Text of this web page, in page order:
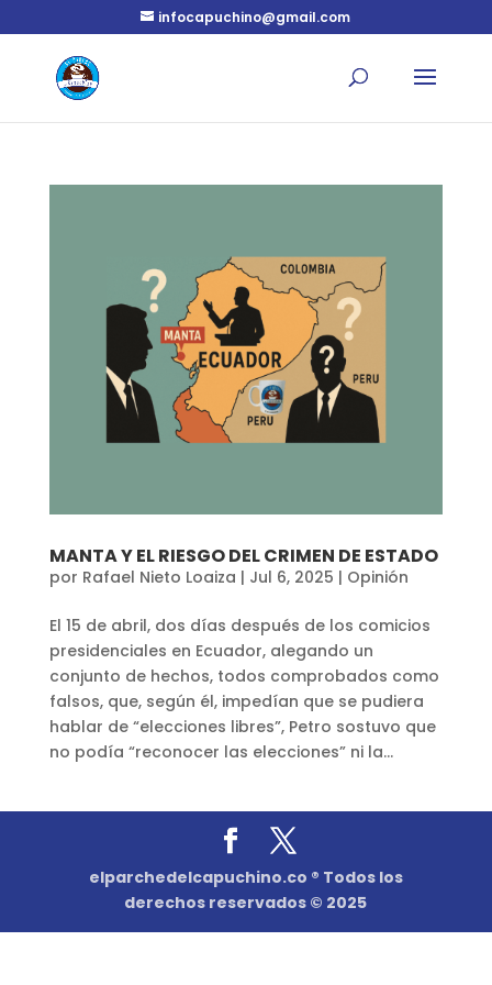
infocapuchino@gmail.com
MANTA Y EL RIESGO DEL CRIMEN DE ESTADO
por Rafael Nieto Loaiza | Jul 6, 2025 | Opinión
El 15 de abril, dos días después de los comicios
presidenciales en Ecuador, alegando un
conjunto de hechos, todos comprobados como
falsos, que, según él, impedían que se pudiera
hablar de “elecciones libres”, Petro sostuvo que
no podía “reconocer las elecciones” ni la...
elparchedelcapuchino.co ® Todos los
derechos reservados © 2025